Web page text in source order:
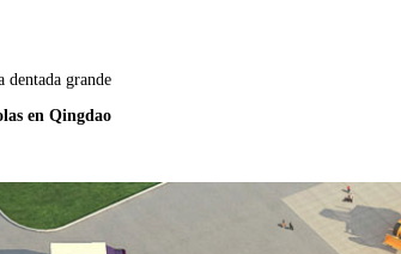
en Qingdao